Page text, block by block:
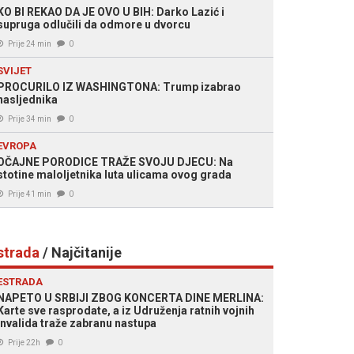
BI REKAO DA JE OVO U BIH: Darko Lazić i
odlučili da odmore u dvorcu
Prije 24 min 0
IZ WASHINGTONA: Trump izabrao
Prije 34 min 0
PORODICE TRAŽE SVOJU DJECU: Na
maloljetnika luta ulicama ovog grada
Prije 41 min 0
/ Najčitanije
U SRBIJI ZBOG KONCERTA DINE MERLINA:
sve rasprodate, a iz Udruženja ratnih vojnih
traže zabranu nastupa
Prije 22h 0